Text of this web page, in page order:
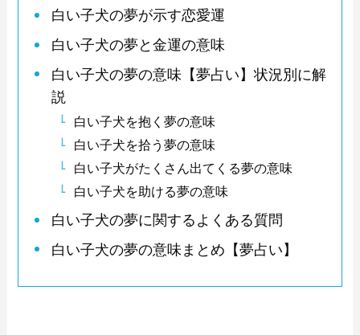
白い子犬の夢が示す恋愛運
白い子犬の夢と金運の意味
白い子犬の夢の意味【夢占い】状況別に解
説
白い子犬を抱く夢の意味
白い子犬を拾う夢の意味
白い子犬がたくさん出てくる夢の意味
白い子犬を助ける夢の意味
白い子犬の夢に関するよくある質問
白い子犬の夢の意味まとめ【夢占い】